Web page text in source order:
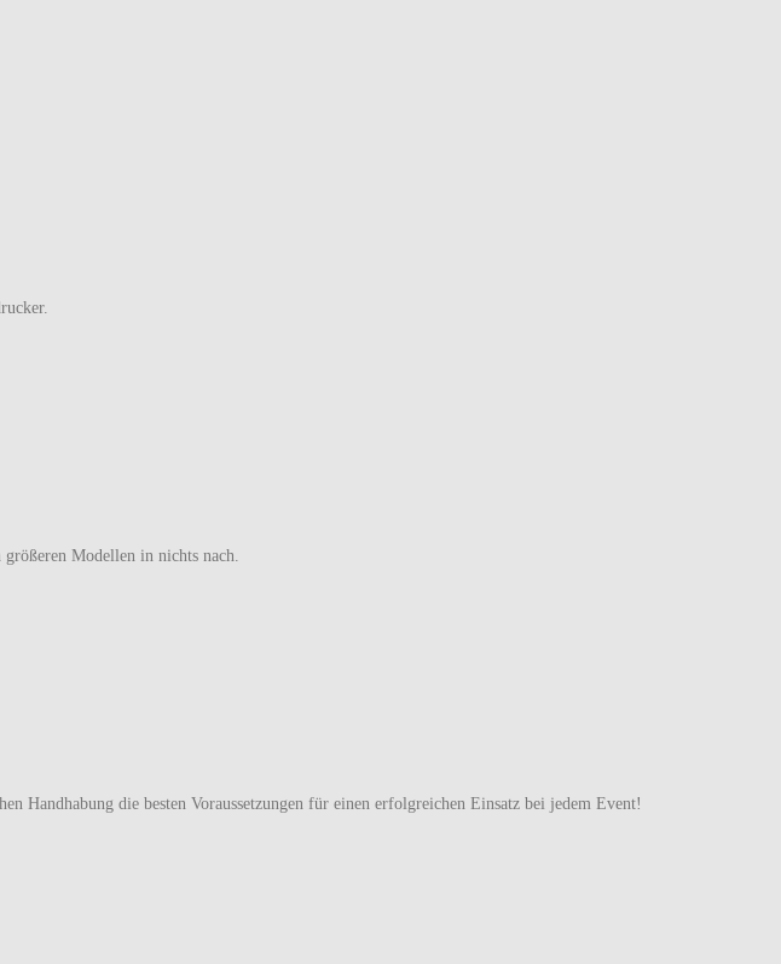
Modellen in nichts nach.
Handhabung die besten Voraussetzungen für einen erfolgreichen Einsatz bei jedem Event!